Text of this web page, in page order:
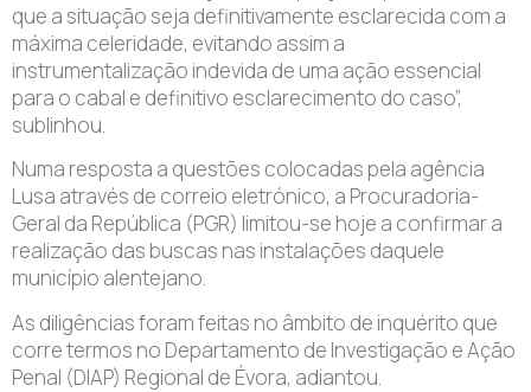
que a situação seja definitivamente esclarecida com a
máxima celeridade, evitando assim a
instrumentalização indevida de uma ação essencial
para o cabal e definitivo esclarecimento do caso”,
sublinhou.
Numa resposta a questões colocadas pela agência
Lusa através de correio eletrónico, a Procuradoria-
Geral da República (PGR) limitou-se hoje a confirmar a
realização das buscas nas instalações daquele
município alentejano.
As diligências foram feitas no âmbito de inquérito que
corre termos no Departamento de Investigação e Ação
Penal (DIAP) Regional de Évora, adiantou.